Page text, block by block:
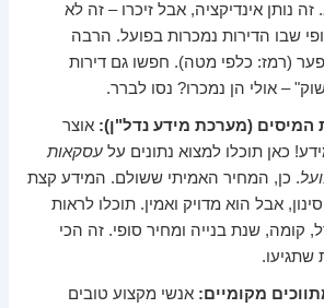
. זה נותן אינדיקציה, אבל זיכרו – זה לא
שבו הדירות נמכרות בפועל. הרבה
(רמז: כלפי מטה). חפשו גם דירות
– אולי הן נמכרו? נסו לברר.
המיסים (מערכת מידע נדל"ן): אוצר
כאן תוכלו למצוא נתונים עלעסקאות
. כן, המחיר האמיתי ששולם. המידע קצת
אבל הוא מדויק ואמין. תוכלו לראות
קומה, שנת בנייה ומחיר סופי. זה הכי
שתגיעו.
מקומיים: אנשי מקצוע טובים